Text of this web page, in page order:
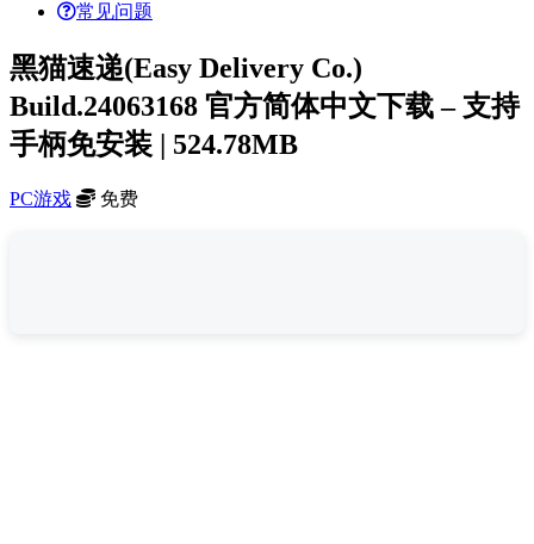
常见问题
黑猫速递(Easy Delivery Co.)
Build.24063168 官方简体中文下载 – 支持
手柄免安装 | 524.78MB
PC游戏 免费